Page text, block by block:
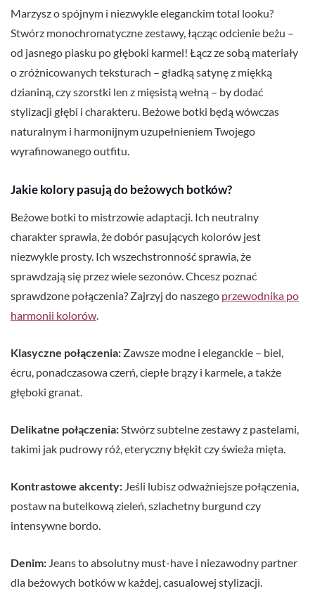
Marzysz o spójnym i niezwykle eleganckim total looku?
Stwórz monochromatyczne zestawy, łącząc odcienie beżu –
od jasnego piasku po głęboki karmel! Łącz ze sobą materiały
o zróżnicowanych teksturach – gładką satynę z miękką
dzianiną, czy szorstki len z mięsistą wełną – by dodać
stylizacji głębi i charakteru. Beżowe botki będą wówczas
naturalnym i harmonijnym uzupełnieniem Twojego
wyrafinowanego outfitu.
Jakie kolory pasują do beżowych botków?
Beżowe botki to mistrzowie adaptacji. Ich neutralny
charakter sprawia, że dobór pasujących kolorów jest
niezwykle prosty. Ich wszechstronność sprawia, że
sprawdzają się przez wiele sezonów. Chcesz poznać
sprawdzone połączenia? Zajrzyj do naszego przewodnika po
harmonii kolorów.
Klasyczne połączenia: Zawsze modne i eleganckie – biel,
écru, ponadczasowa czerń, ciepłe brązy i karmele, a także
głęboki granat.
Delikatne połączenia:Stwórz subtelne zestawy z pastelami,
takimi jak pudrowy róż, eteryczny błękit czy świeża mięta.
Kontrastowe akcenty: Jeśli lubisz odważniejsze połączenia,
postaw na butelkową zieleń, szlachetny burgund czy
intensywne bordo.
Denim: Jeans to absolutny must-have i niezawodny partner
dla beżowych botków w każdej, casualowej stylizacji.